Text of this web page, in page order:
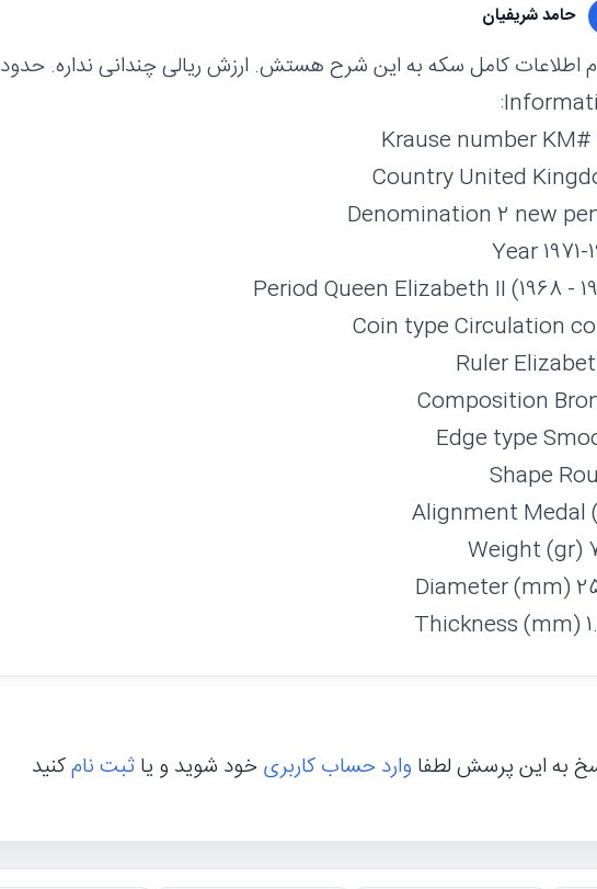
حامد شريفيان
اطلاعات کامل سکه به این شرح هستش. ارزش ریالی چندانی نداره. حدود ۴ یا ۵ هزار تومان
Krause number KM#
Country United
Denomination 2 new
Year 1971-
Period Queen Elizabeth II (1968 -
Coin type Circulation
Ruler
Composition
Edge type
Shape
Alignment Medal
Weight (gr)
Diameter (mm)
Thickness (mm)
به این پرسش لطفا وارد حساب کاربریخود شوید و یاثبت نامکنید